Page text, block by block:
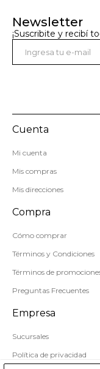
Newsletter
¡Suscribite y recibí
Cuenta
Mi cuenta
Mis compras
Mis direcciones
Compra
Cómo comprar
Términos y Condiciones
Términos de
Preguntas Frecuentes
Empresa
Sucursales
Política de privacidad